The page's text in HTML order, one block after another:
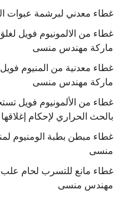
غطاء معدني لبرشمة عبوات
غطاء من الالمونيوم فويل
ماركة مهندس منسى
غطاء معدنية من المنيوم
ماركة مهندس منسى
غطاء من الألمونيوم فويل
بالحث الحراري لإحكام
غطاء مبطن بطبة الومنيوم
منسى
غطاء مانع للتسرب لحام
مهندس منسى